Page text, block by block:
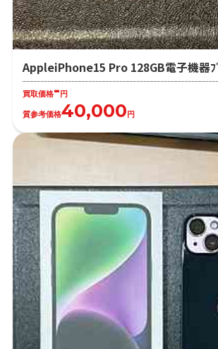
AppleiPhone15 Pro 128GB電子機器ﾌ
買取価格- 円
質参考価格40,000 円